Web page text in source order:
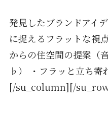
発見したブランドアイ
に捉えるフラットな視
からの住空間の提案
♭） ・フラッと立ち寄
[/su_column][/